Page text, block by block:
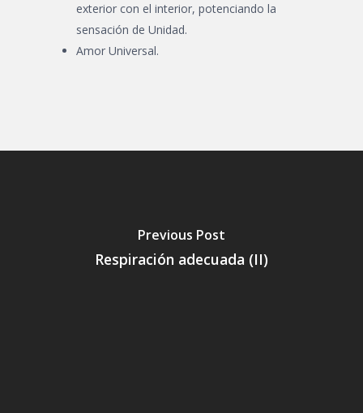
exterior con el interior, potenciando la
sensación de Unidad.
Amor Universal.
Previous Post
Respiración adecuada (II)